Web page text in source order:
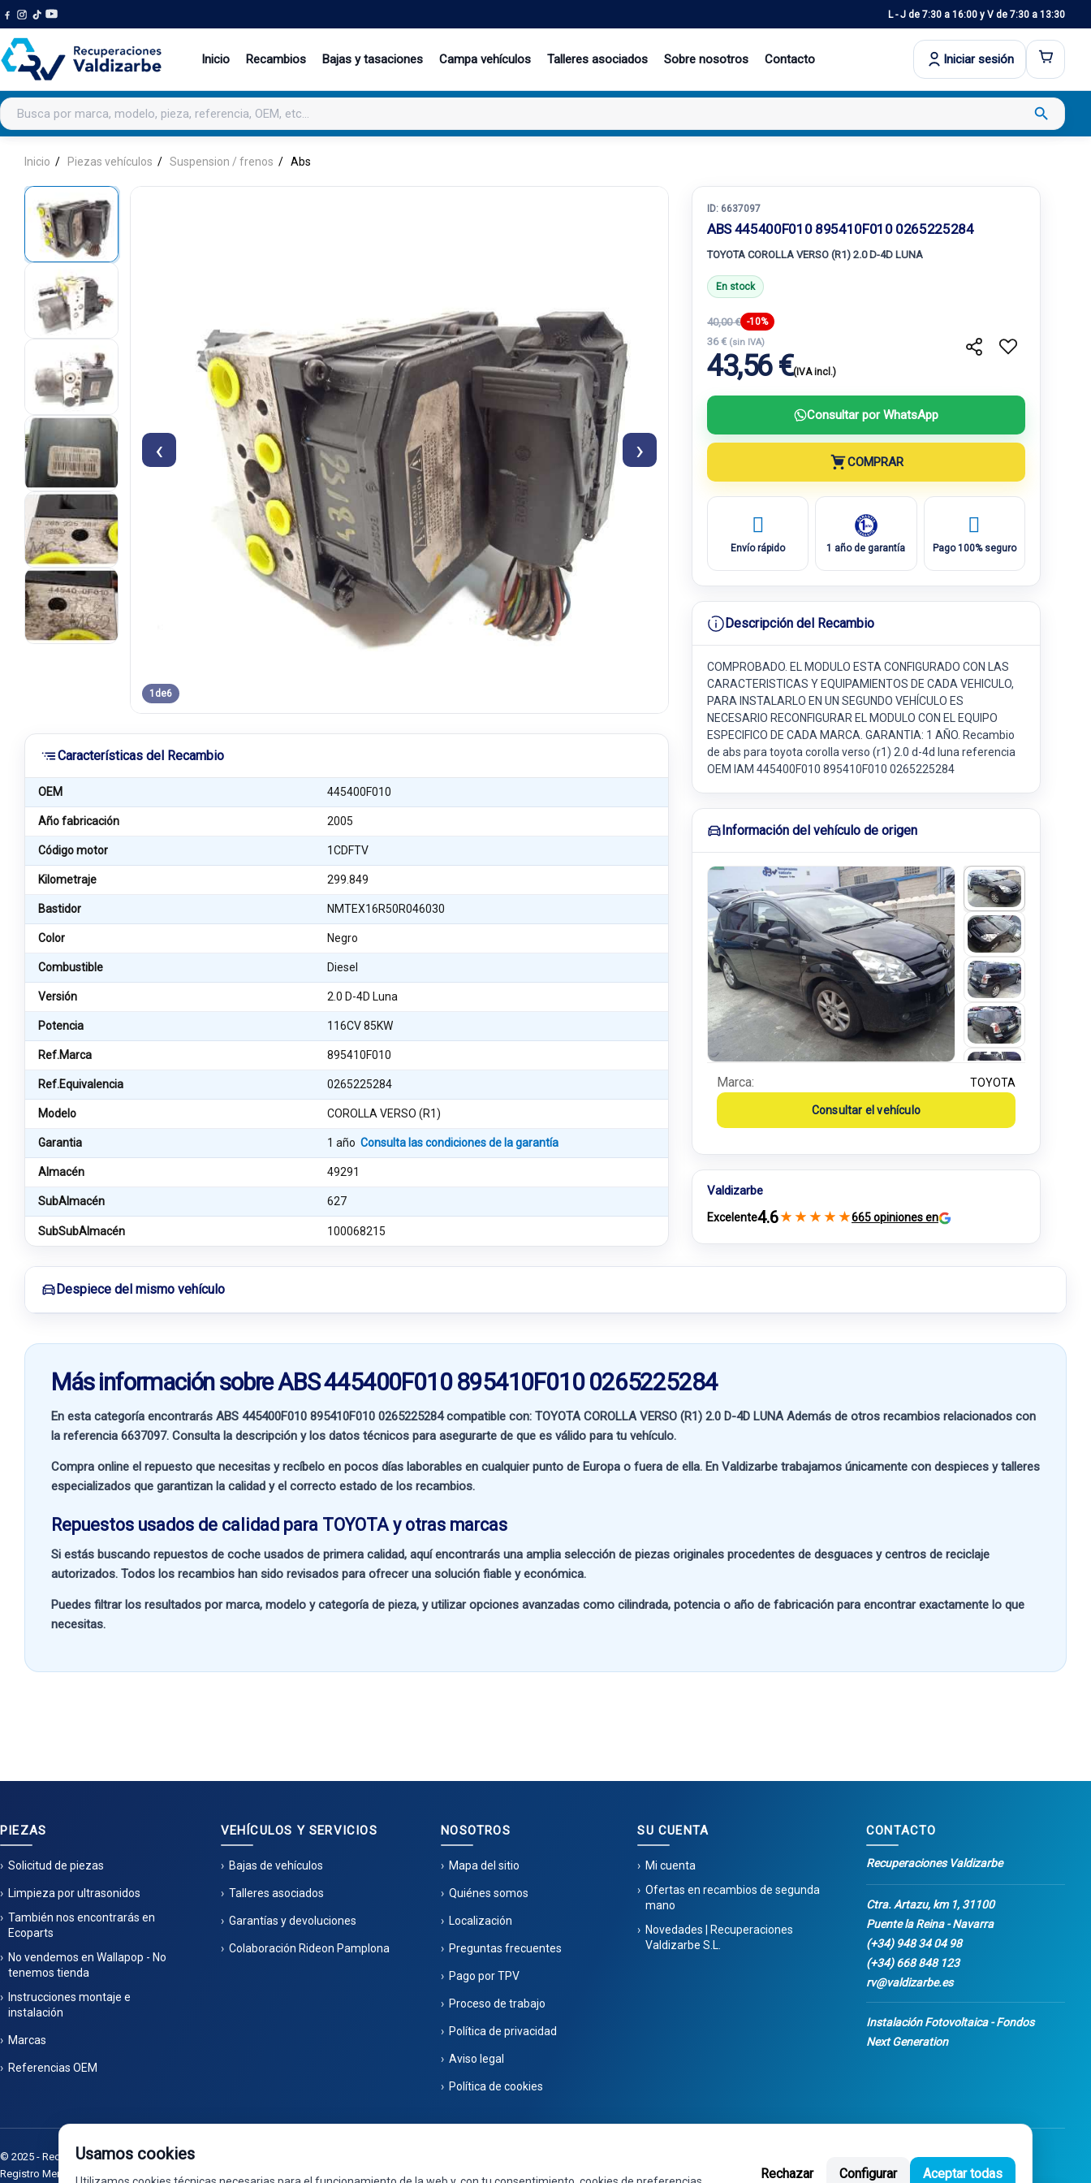
L - J de 7:30 a 16:00 y V de 7:30 a 13:30
Inicio Recambios Bajas y tasaciones Campa vehículos Talleres asociados Sobre nosotros Contacto Iniciar sesión
Buscar productos search
Inicio Piezas vehículos Suspension / frenos Abs
‹ ›
1 de6
Características del Recambio
OEM 445400F010
Año fabricación 2005
Código motor 1CDFTV
Kilometraje 299.849
Bastidor NMTEX16R50R046030
Color Negro
Combustible Diesel
Versión 2.0 D-4D Luna
Potencia 116CV 85KW
Ref.Marca 895410F010
Ref.Equivalencia 0265225284
Modelo COROLLA VERSO (R1)
Garantia 1 añoConsulta las condiciones de la garantía
Almacén 49291
SubAlmacén 627
SubSubAlmacén 100068215
ID: 6637097
ABS 445400F010 895410F010 0265225284
TOYOTA COROLLA VERSO (R1) 2.0 D-4D LUNA
En stock
40,00 € -10%
36 € (sin IVA)
43,56 €(IVA incl.)
Consultar por WhatsApp
COMPRAR
Envío rápido 1 año de garantía Pago 100% seguro
Descripción del Recambio
COMPROBADO. EL MODULO ESTA CONFIGURADO CON LAS
CARACTERISTICAS Y EQUIPAMIENTOS DE CADA VEHICULO,
PARA INSTALARLO EN UN SEGUNDO VEHÍCULO ES
NECESARIO RECONFIGURAR EL MODULO CON EL EQUIPO
ESPECIFICO DE CADA MARCA. GARANTIA: 1 AÑO. Recambio
de abs para toyota corolla verso (r1) 2.0 d-4d luna referencia
OEM IAM 445400F010 895410F010 0265225284
Información del vehículo de origen
Marca: TOYOTA
Consultar el vehículo
Valdizarbe
Excelente4.6★ ★ ★ ★ ★665 opiniones en
Despiece del mismo vehículo
Más información sobre ABS 445400F010 895410F010 0265225284
En esta categoría encontrarás ABS 445400F010 895410F010 0265225284 compatible con: TOYOTA COROLLA VERSO (R1) 2.0 D-4D LUNAAdemás de otros recambios relacionados con
la referencia 6637097. Consulta la descripción y los datos técnicos para asegurarte de que es válido para tu vehículo.
Compra online el repuesto que necesitas y recíbelo en pocos días laborables en cualquier punto de Europa o fuera de ella. En Valdizarbe trabajamos únicamente con despieces y talleres
especializados que garantizan la calidad y el correcto estado de los recambios.
Repuestos usados de calidad para TOYOTA y otras marcas
Si estás buscando repuestos de coche usados de primera calidad, aquí encontrarás una amplia selección de piezas originales procedentes de desguaces y centros de reciclaje
autorizados. Todos los recambios han sido revisados para ofrecer una solución fiable y económica.
Puedes filtrar los resultados pormarca, modelo y categoría de pieza, y utilizar opciones avanzadas como cilindrada, potencia o año de fabricación para encontrar exactamente lo que
necesitas.
PIEZAS
Solicitud de piezas
Limpieza por ultrasonidos
También nos encontrarás en
Ecoparts
No vendemos en Wallapop - No
tenemos tienda
Instrucciones montaje e
instalación
Marcas
Referencias OEM
VEHÍCULOS Y SERVICIOS
Bajas de vehículos
Talleres asociados
Garantías y devoluciones
Colaboración Rideon Pamplona
NOSOTROS
Mapa del sitio
Quiénes somos
Localización
Preguntas frecuentes
Pago por TPV
Proceso de trabajo
Política de privacidad
Aviso legal
Política de cookies
SU CUENTA
Mi cuenta
Ofertas en recambios de segunda
mano
Novedades | Recuperaciones
Valdizarbe S.L.
CONTACTO
Recuperaciones Valdizarbe
Ctra. Artazu, km 1, 31100
Puente la Reina - Navarra
(+34) 948 34 04 98
(+34) 668 848 123
rv@valdizarbe.es
Instalación Fotovoltaica - Fondos
Next Generation
© 2025 - Recuperaciones Valdizarbe S.L. - Ctra. Artazu, km 1, 31100 - Tel: 948 340 498 / 668 848 123 - Puente la Reina - Navarra - CIF B31275837. Inscrita en el
Registro Mercantil de Navarra, Tomo 32, Folio 75, Hoja 525.
Desarrollado por Seintosoft
Usamos cookies
Rechazar Configurar Aceptar todas